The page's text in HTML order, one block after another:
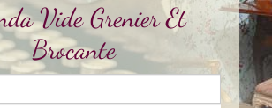
Vide Grenier Et
Brocante